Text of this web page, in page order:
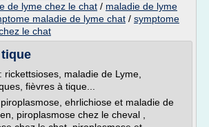
de lyme chez le chat / maladie de lyme
maladie de lyme chat / symptome
le chat
rickettsioses, maladie de Lyme,
fièvres à tique...
ehrlichiose et maladie de
piroplasmose chez le cheval ,